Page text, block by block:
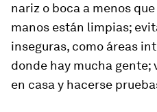
nariz o boca a menos
manos están limpias;
inseguras, como áreas
donde hay mucha gente;
en casa y hacerse